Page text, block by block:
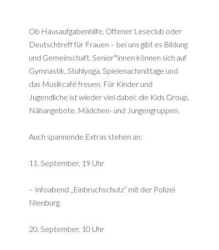
Ob Hausaufgabenhilfe, Offener Leseclub oder
Deutschtreff für Frauen – bei uns gibt es Bildung
und Gemeinschaft. Senior*innen können sich auf
Gymnastik, Stuhlyoga, Spielenachmittage und
das Musikcafé freuen. Für Kinder und
Jugendliche ist wieder viel dabei: die Kids Group,
Nähangebote, Mädchen- und Jungengruppen.
Auch spannende Extras stehen an:
11. September, 19 Uhr
– Infoabend „Einbruchschutz“ mit der Polizei
Nienburg
20. September, 10 Uhr